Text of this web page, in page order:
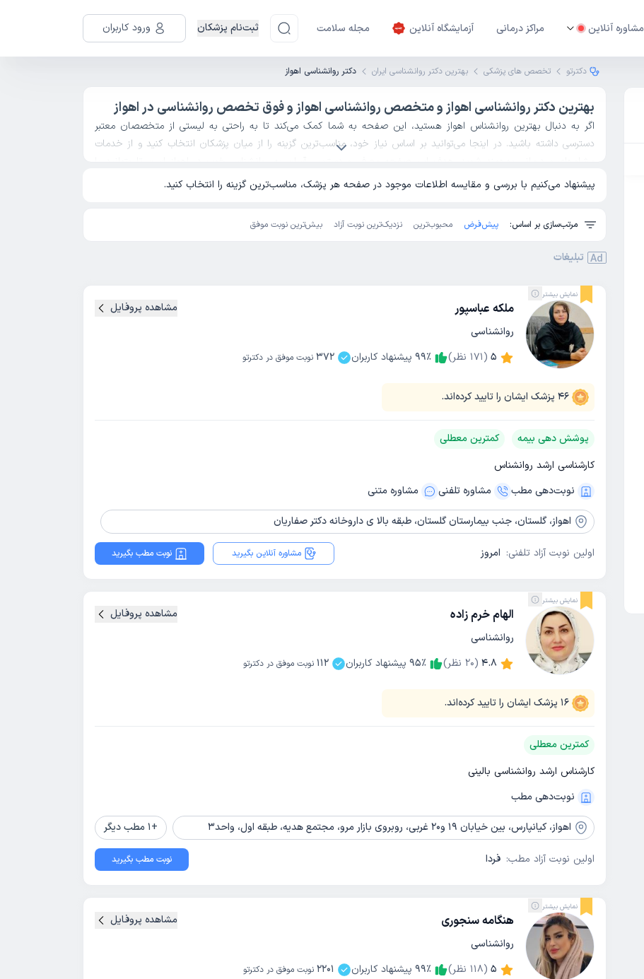
مشاوره آنلاین مراکز درمانی آزمایشگاه آنلاین مجله سلامت ثبت‌نام پزشکان ورود کاربران
دکترتو تخصص های پزشکی بهترین دکتر روانشناسی ایران دکتر روانشناسی اهواز
بهترین دکتر روانشناسی اهواز و متخصص روانشناسی اهواز و فوق تخصص روانشناسی در اهواز
اگر به دنبال بهترین روانشناس اهواز هستید، این صفحه به شما کمک می‌کند تا به راحتی به لیستی از متخصصان معتبر
دسترسی داشته باشید. در اینجا می‌توانید بر اساس نیاز خود، مناسب‌ترین گزینه را از میان پزشکان انتخاب کنید و از خدمات
خیال راحت برای بهبود سلامت روان خود تصمیم بگیرید. در این لیست، امکان مشاهده پروفایل کامل هر دکتر روانشناس در
پیشنهاد می‌کنیم با بررسی و مقایسه اطلاعات موجود در صفحه هر پزشک، مناسب‌ترین گزینه را انتخاب کنید.
مرتب‌سازی بر اساس: پیش‌فرض محبوب‌ترین نزدیک‌ترین نوبت آزاد بیش‌ترین نوبت موفق
نمایش بیشتر
ملکه عباسپور
روانشناسی
5
(
171 نظر) 99٪ پیشنهاد کاربران 372 نوبت موفق در دکترتو
46 پزشک ایشان را تایید کرده‌اند.
مشاهده پروفایل
پوشش دهی بیمه
کمترین معطلی
کارشناسی ارشد روانشناس
نوبت‌دهی مطب
مشاوره‌ تلفنی مشاوره‌ متنی
اهواز،گلستان، جنب بیمارستان گلستان، طبقه بالا ی داروخانه دکتر صفاریان
اولین نوبت آزاد تلفنی: امروز مشاوره آنلاین بگیرید نوبت مطب بگیرید
نمایش بیشتر
الهام خرم زاده
روانشناسی
4.8
(
20 نظر) 95٪ پیشنهاد کاربران 112 نوبت موفق در دکترتو
16 پزشک ایشان را تایید کرده‌اند.
مشاهده پروفایل
کمترین معطلی
کارشناس ارشد روانشناسی بالینی
نوبت‌دهی مطب
اهواز،کیانپارس، بین خیابان 19 و20 غربی، روبروی بازار مرو، مجتمع هدیه، طبقه اول، واحد3 +
1 مطب دیگر
اولین نوبت آزاد مطب: فردا نوبت مطب بگیرید
نمایش بیشتر
هنگامه سنجوری
روانشناسی
5
(
118 نظر) 99٪ پیشنهاد کاربران 2201 نوبت موفق در دکترتو
مشاهده پروفایل
Ad تبلیغات